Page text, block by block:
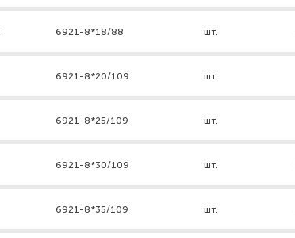
6921-8*18/88 шт.
6921-8*20/109 шт.
6921-8*25/109 шт.
6921-8*30/109 шт.
6921-8*35/109 шт.